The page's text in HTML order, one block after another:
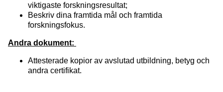
viktigaste forskningsresultat;
Beskriv dina framtida mål och framtida
forskningsfokus.
Andra dokument:
Attesterade kopior av avslutad utbildning, betyg och
andra certifikat.